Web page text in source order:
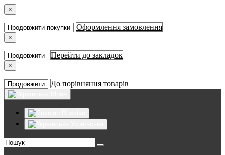
×
Продовжити покупки Оформлення замовлення
×
Продовжити Перейти до закладок
×
Продовжити До порівняння товарів